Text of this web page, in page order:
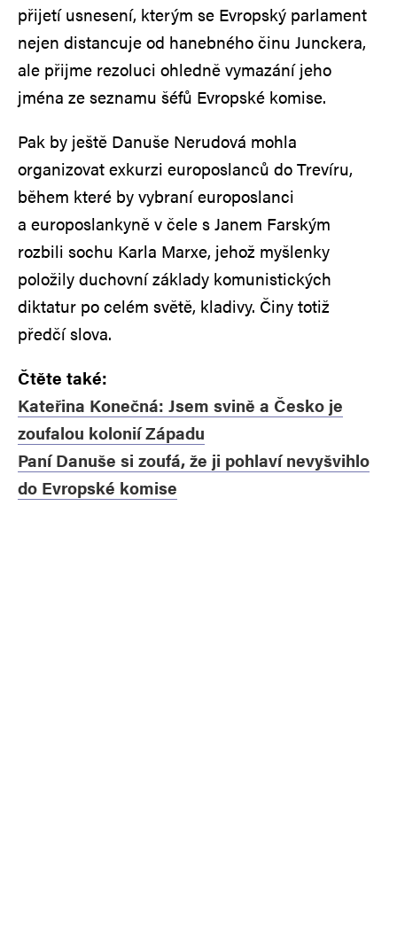
přijetí usnesení, kterým se Evropský parlament
nejen distancuje od hanebného činu Junckera,
ale přijme rezoluci ohledně vymazání jeho
jména ze seznamu šéfů Evropské komise.
Pak by ještě Danuše Nerudová mohla
organizovat exkurzi europoslanců do Trevíru,
během které by vybraní europoslanci
a europoslankyně v čele s Janem Farským
rozbili sochu Karla Marxe, jehož myšlenky
položily duchovní základy komunistických
diktatur po celém světě, kladivy. Činy totiž
předčí slova.
Čtěte také:
Kateřina Konečná: Jsem svině a Česko je
zoufalou kolonií Západu
Paní Danuše si zoufá, že ji pohlaví nevyšvihlo
do Evropské komise